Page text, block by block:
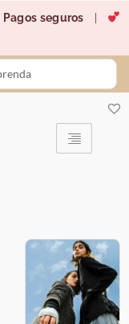
Pagos seguros